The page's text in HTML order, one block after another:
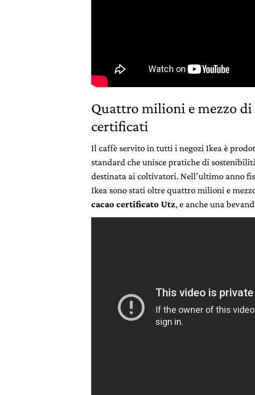
Quattro milioni e mezzo
certificati
Il caffè servito in tutti i negozi Ikea è
standard che unisce pratiche di
destinata ai coltivatori. Nell’ultimo anno
Ikea sono stati oltre quattro milioni e
cacao certificato Utz, e anche una